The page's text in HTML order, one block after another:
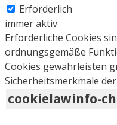
Erforderlich
immer aktiv
Erforderliche Cookies
ordnungsgemäße
Cookies gewährleisten
Sicherheitsmerkmale
cookielawinfo-